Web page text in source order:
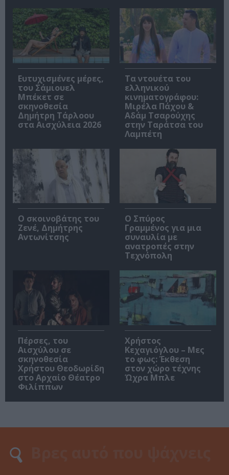
Ευτυχισμένες μέρες,
του Σάμιουελ
Μπέκετ σε
σκηνοθεσία
Δημήτρη Τάρλοου
στα Αισχύλεια 2026
Τα ντουέτα του
ελληνικού
κινηματογράφου:
Μιρέλα Πάχου &
Αδάμ Τσαρούχης
στην Ταράτσα του
Λαμπέτη
Ο σκοινοβάτης του
Ζενέ, Δημήτρης
Αντωνίτσης
Ο Σπύρος
Γραμμένος για μια
συναυλία με
ανατροπές στην
Τεχνόπολη
Πέρσες, του
Αισχύλου σε
σκηνοθεσία
Χρήστου Θεοδωρίδη
στο Αρχαίο Θέατρο
Φιλίππων
Χρήστος
Κεχαγιόγλου – Μες
το φως: Έκθεση
στον χώρο τέχνης
Ώχρα Μπλε